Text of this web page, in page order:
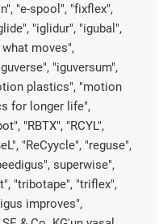
"e-spool", "fixflex",
"iglidur", "igubal",
moves",
"iguversum",
plastics", "motion
for longer life",
"RBTX", "RCYL",
"ReCyycle", "reguse",
superwise",
"tribotape", "triflex",
improves",